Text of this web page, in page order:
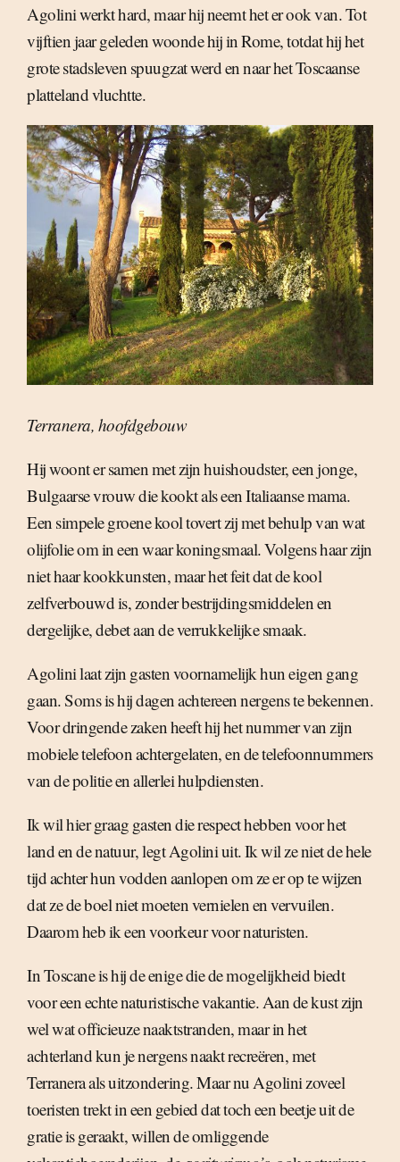
Agolini werkt hard, maar hij neemt het er ook van. Tot
vijftien jaar geleden woonde hij in Rome, totdat hij het
grote stadsleven spuugzat werd en naar het Toscaanse
platteland vluchtte.
Terranera, hoofdgebouw
Hij woont er samen met zijn huishoudster, een jonge,
Bulgaarse vrouw die kookt als een Italiaanse mama.
Een simpele groene kool tovert zij met behulp van wat
olijfolie om in een waar koningsmaal. Volgens haar zijn
niet haar kookkunsten, maar het feit dat de kool
zelfverbouwd is, zonder bestrijdingsmiddelen en
dergelijke, debet aan de verrukkelijke smaak.
Agolini laat zijn gasten voornamelijk hun eigen gang
gaan. Soms is hij dagen achtereen nergens te bekennen.
Voor dringende zaken heeft hij het nummer van zijn
mobiele telefoon achtergelaten, en de telefoonnummers
van de politie en allerlei hulpdiensten.
Ik wil hier graag gasten die respect hebben voor het
land en de natuur, legt Agolini uit. Ik wil ze niet de hele
tijd achter hun vodden aanlopen om ze er op te wijzen
dat ze de boel niet moeten vernielen en vervuilen.
Daarom heb ik een voorkeur voor naturisten.
In Toscane is hij de enige die de mogelijkheid biedt
voor een echte naturistische vakantie. Aan de kust zijn
wel wat officieuze naaktstranden, maar in het
achterland kun je nergens naakt recreëren, met
Terranera als uitzondering. Maar nu Agolini zoveel
toeristen trekt in een gebied dat toch een beetje uit de
gratie is geraakt, willen de omliggende